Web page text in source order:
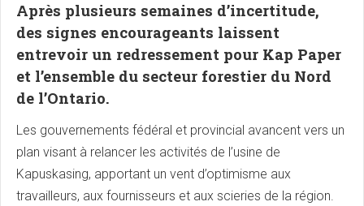
Après plusieurs semaines d’incertitude,
des signes encourageants laissent
entrevoir un redressement pour Kap Paper
et l’ensemble du secteur forestier du Nord
de l’Ontario.
Les gouvernements fédéral et provincial avancent vers un
plan visant à relancer les activités de l’usine de
Kapuskasing, apportant un vent d’optimisme aux
travailleurs, aux fournisseurs et aux scieries de la région.